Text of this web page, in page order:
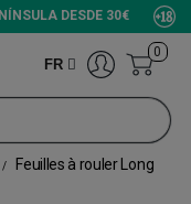
DESDE 30€
FR
0
Feuilles à rouler Long